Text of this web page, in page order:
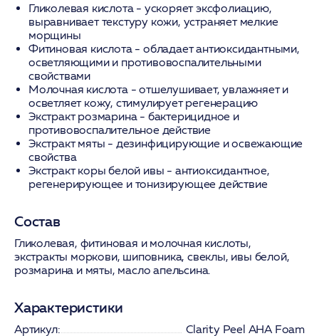
Гликолевая кислота- ускоряет эксфолиацию,
выравнивает текстуру кожи, устраняет мелкие
морщины
Фитиновая кислота- обладает антиоксидантными,
осветляющими и противовоспалительными
свойствами
Молочная кислота- отшелушивает, увлажняет и
осветляет кожу, стимулирует регенерацию
Экстракт розмарина- бактерицидное и
противовоспалительное действие
Экстракт мяты - дезинфицирующие и освежающие
свойства
Экстракт коры белой ивы - антиоксидантное,
регенерирующее и тонизирующее действие
Состав
Гликолевая, фитиновая и молочная кислоты,
экстракты моркови, шиповника, свеклы, ивы белой,
розмарина и мяты, масло апельсина.
Характеристики
Артикул:
Clarity Pееl AHA Foam